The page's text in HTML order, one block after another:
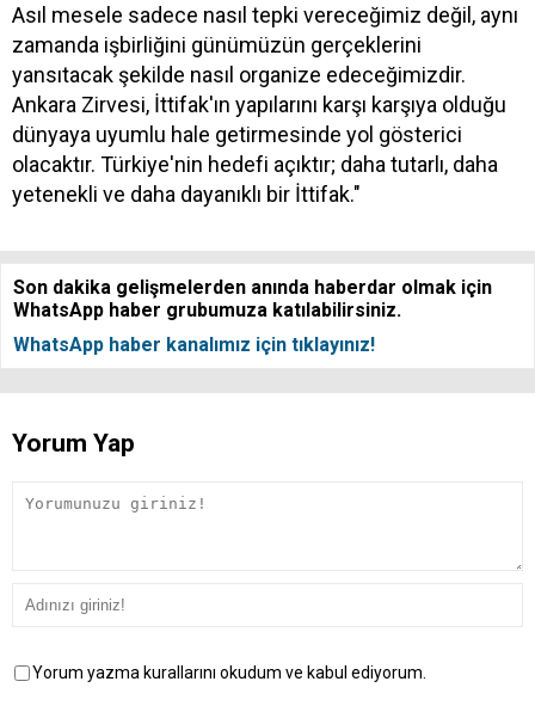
Asıl mesele sadece nasıl tepki vereceğimiz değil, aynı
zamanda işbirliğini günümüzün gerçeklerini
yansıtacak şekilde nasıl organize edeceğimizdir.
Ankara Zirvesi, İttifak'ın yapılarını karşı karşıya olduğu
dünyaya uyumlu hale getirmesinde yol gösterici
olacaktır. Türkiye'nin hedefi açıktır; daha tutarlı, daha
yetenekli ve daha dayanıklı bir İttifak."
Son dakika gelişmelerden anında haberdar olmak için
WhatsApp haber grubumuza katılabilirsiniz.
WhatsApp haber kanalımız için tıklayınız!
Yorum Yap
Yorum yazma kurallarını okudum ve kabul ediyorum.